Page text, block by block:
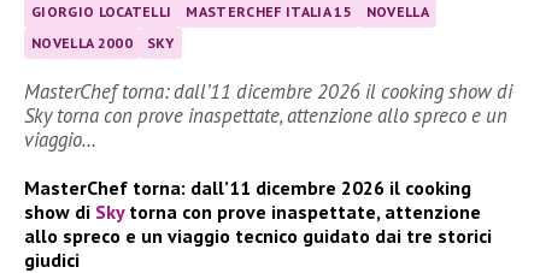
GIORGIO LOCATELLI
MASTERCHEF ITALIA 15
NOVELLA
NOVELLA 2000
SKY
MasterChef torna: dall’11 dicembre 2026 il cooking show di
Sky torna con prove inaspettate, attenzione allo spreco e un
viaggio…
MasterChef torna: dall’11 dicembre 2026 il cooking
show di Skytorna con prove inaspettate, attenzione
allo spreco e un viaggio tecnico guidato dai tre storici
giudici